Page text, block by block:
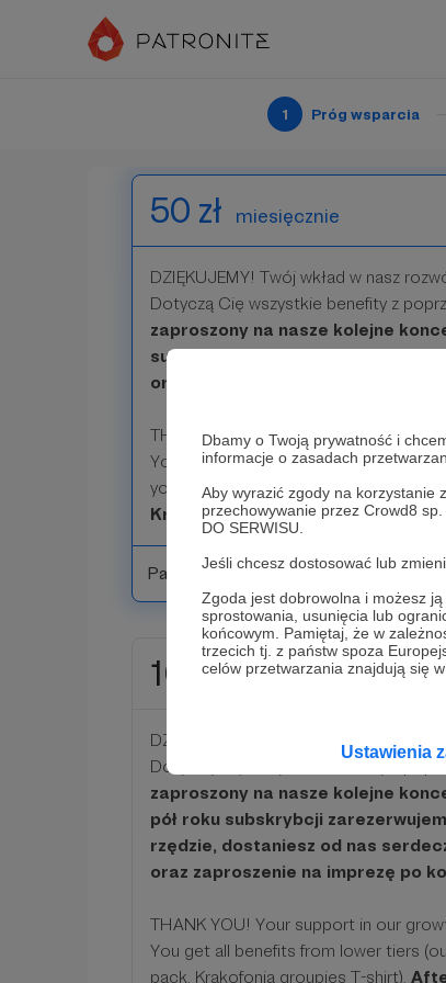
Dbamy o Twoją prywatność i
informacje o zasadach
Aby wyrazić zgody na korzystanie
przechowywanie przez Crowd8
DO SERWISU.
Jeśli chcesz dostosować lub
Zgoda jest dobrowolna i możesz ją
sprostowania, usunięcia lub
końcowym. Pamiętaj, że w
trzecich tj. z państw spoza
celów przetwarzania znajdują się
Ustawienia
1 Próg wsparcia
also thank you on our social media.
50 zł miesięcznie
DZIĘKUJEMY! Twój wkład w nasz
Dotyczą Cię wszystkie benefity z
zaproszony na nasze kolejne
subskrybcji zarezerwujemy Ci
oraz otrzymasz koszulkę
THANK YOU! Your support in our
You get all benefits from lower tiers
you will have aseat reserved in a
Krakofonia groupies t-shirt.
Patroni: 1
100 zł miesięcznie
DZIĘKUJEMY! Twój wkład w nasz
Dotyczą Cię wszystkie benefity z
zaproszony na nasze kolejne
pół roku subskrybcji
rzędzie, dostaniesz od nas
oraz zaproszenie na imprezę po
THANK YOU! Your support in our
You get all benefits from lower tiers
pack, Krakofonia groupies T-shirt).